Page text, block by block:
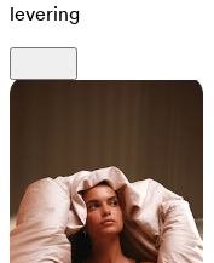
levering